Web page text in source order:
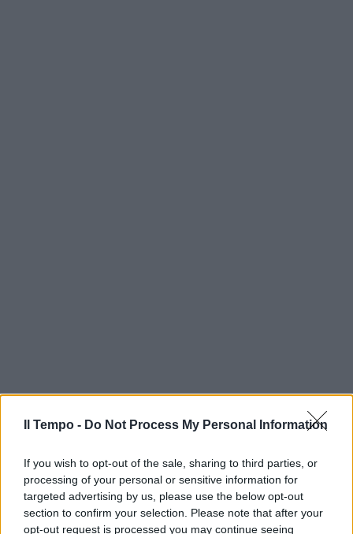
Il Tempo - Do Not Process My Personal Information
If you wish to opt-out of the sale, sharing to third parties, or
processing of your personal or sensitive information for
targeted advertising by us, please use the below opt-out
section to confirm your selection. Please note that after your
opt-out request is processed you may continue seeing